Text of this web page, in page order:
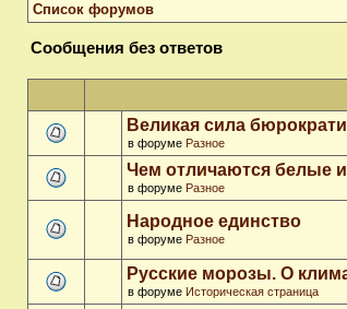
Список форумов
Сообщения без ответов
Великая сила
в форуме Разное
Чем отличаются белые
в форуме Разное
Народное единство
в форуме Разное
Русские морозы. О
в форуме Историческая страница